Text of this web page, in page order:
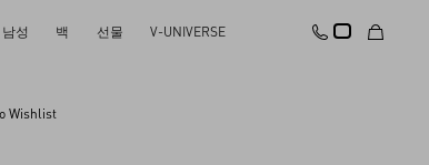
남성 백 선물 V-UNIVERSE
가죽 락스터드 언타이틀드 스니커즈
Wishlist